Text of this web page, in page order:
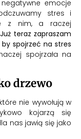
emocje
stres i
z nim, a raczej
Już teraz zapraszam
spojrzeć na stres
spojrzała na
drzewo
nie wywołują w
kojarzą się
nas jawią się jako